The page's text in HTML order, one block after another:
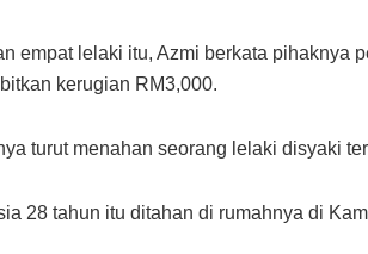
empat lelaki itu, Azmi berkata
kerugian RM3,000.
turut menahan seorang lelaki disyaki
28 tahun itu ditahan di rumahnya di